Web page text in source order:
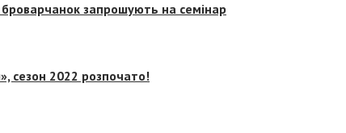
броварчанок запрошують на семінар
сезон 2022 розпочато!